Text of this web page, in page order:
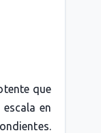
que
en